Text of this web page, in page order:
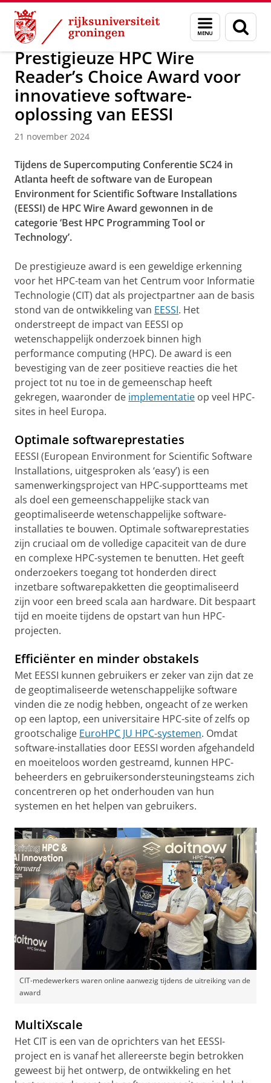
Skip
Content
Skip
Navigation
Menu
en
zoeken
Over ons Actueel Nieuws Nieuwsberichten
Prestigieuze HPC Wire
Reader’s Choice Award voor
innovatieve software-
oplossing van EESSI
21 november 2024
Tijdens de Supercomputing Conferentie SC24 in
Atlanta heeft de software van de European
Environment for Scientific Software Installations
(EESSI) de HPC Wire Award gewonnen in de
categorie ‘Best HPC Programming Tool or
Technology’.
De prestigieuze award is een geweldige erkenning
voor het HPC-team van het Centrum voor Informatie
Technologie (CIT) dat als projectpartner aan de basis
stond van de ontwikkeling van EESSI. Het
onderstreept de impact van EESSI op
wetenschappelijk onderzoek binnen high
performance computing (HPC). De award is een
bevestiging van de zeer positieve reacties die het
project tot nu toe in de gemeenschap heeft
gekregen, waaronder de implementatie op veel HPC-
sites in heel Europa.
Optimale softwareprestaties
EESSI (European Environment for Scientific Software
Installations, uitgesproken als ‘easy’) is een
samenwerkingsproject van HPC-supportteams met
als doel een gemeenschappelijke stack van
geoptimaliseerde wetenschappelijke software-
installaties te bouwen. Optimale softwareprestaties
zijn cruciaal om de volledige capaciteit van de dure
en complexe HPC-systemen te benutten. Het geeft
onderzoekers toegang tot honderden direct
inzetbare softwarepakketten die geoptimaliseerd
zijn voor een breed scala aan hardware. Dit bespaart
tijd en moeite tijdens de opstart van hun HPC-
projecten.
Efficiënter en minder obstakels
Met EESSI kunnen gebruikers er zeker van zijn dat ze
de geoptimaliseerde wetenschappelijke software
vinden die ze nodig hebben, ongeacht of ze werken
op een laptop, een universitaire HPC-site of zelfs op
grootschalige EuroHPC JU HPC-systemen. Omdat
software-installaties door EESSI worden afgehandeld
en moeiteloos worden gestreamd, kunnen HPC-
beheerders en gebruikersondersteuningsteams zich
concentreren op het onderhouden van hun
systemen en het helpen van gebruikers.
CIT-medewerkers waren online aanwezig tijdens de uitreiking van de
award
MultiXscale
Het CIT is een van de oprichters van het EESSI-
project en is vanaf het allereerste begin betrokken
geweest bij het ontwerp, de ontwikkeling en het